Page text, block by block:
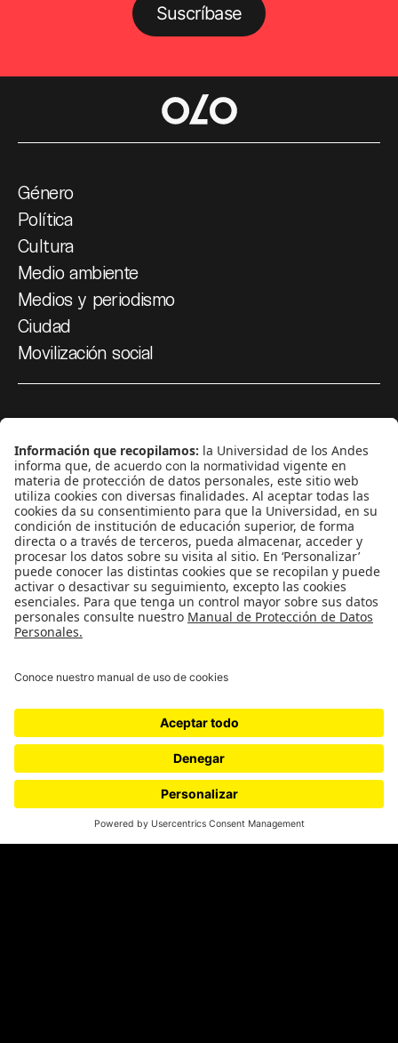
Suscríbase
Género
Política
Cultura
Medio ambiente
Medios y periodismo
Ciudad
Movilización social
Podcasts
Ediciones especiales
Proyectos 070
SÍGUENOS
¿Quieres escribir en 070?
cerosetenta@uniandes.edu.co
BOGOTÁ, COLOMBIA